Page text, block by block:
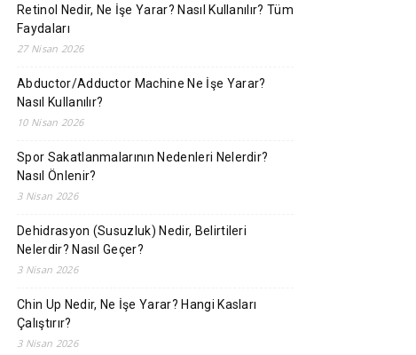
Retinol Nedir, Ne İşe Yarar? Nasıl Kullanılır? Tüm
Faydaları
27 Nisan 2026
Abductor/Adductor Machine Ne İşe Yarar?
Nasıl Kullanılır?
10 Nisan 2026
Spor Sakatlanmalarının Nedenleri Nelerdir?
Nasıl Önlenir?
3 Nisan 2026
Dehidrasyon (Susuzluk) Nedir, Belirtileri
Nelerdir? Nasıl Geçer?
3 Nisan 2026
Chin Up Nedir, Ne İşe Yarar? Hangi Kasları
Çalıştırır?
3 Nisan 2026